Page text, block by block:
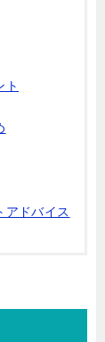
ト
アドバイス